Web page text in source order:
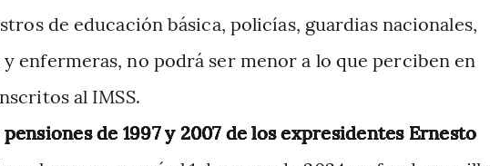
de educación básica, policías, guardias nacionales,
enfermeras, no podrá ser menor a lo que perciben en
al IMSS.
de 1997 y 2007 de los expresidentes Ernesto